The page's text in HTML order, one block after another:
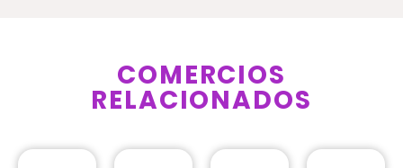
COMERCIOS
RELACIONADOS